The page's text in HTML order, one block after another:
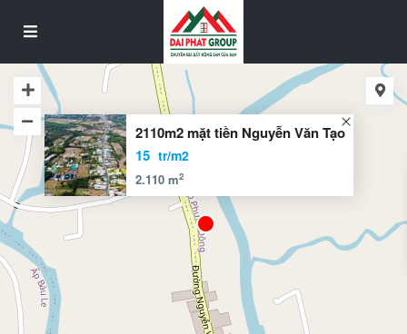
2110m2 mặt tiền Nguyễn Văn Tạo
15 tr/m2
2.110 m2